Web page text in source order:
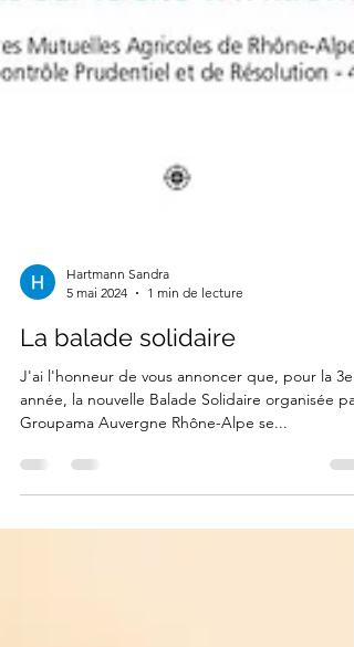
5 mai 2024
1 min de lecture
La balade solidaire
J'ai l'honneur de vous annoncer que, pour la 3e
Groupama Auvergne Rhône-Alpe se...